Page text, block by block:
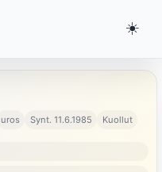
☀️
uros Synt. 11.6.1985 Kuollut